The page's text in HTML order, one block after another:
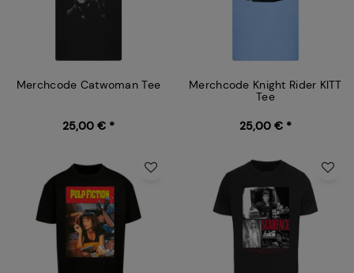
Merchcode Catwoman Tee
25,00 € *
Merchcode Knight Rider KITT
Tee
25,00 € *